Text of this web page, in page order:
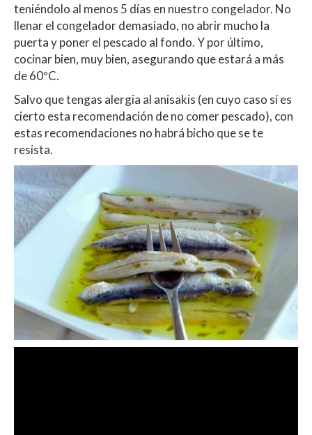
teniéndolo al menos 5 días en nuestro congelador. No
llenar el congelador demasiado, no abrir mucho la
puerta y poner el pescado al fondo. Y por último,
cocinar bien, muy bien, asegurando que estará a más
de 60ºC.
Salvo que tengas alergia al anisakis (en cuyo caso sí es
cierto esta recomendación de no comer pescado), con
estas recomendaciones no habrá bicho que se te
resista.